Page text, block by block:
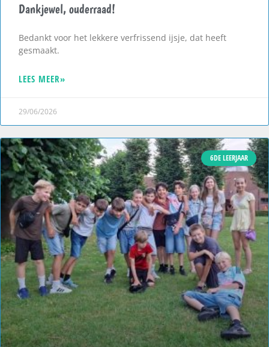
Dankjewel, ouderraad!
Bedankt voor het lekkere verfrissend ijsje, dat heeft
gesmaakt.
LEES MEER»
29/06/2026
6DE LEERJAAR